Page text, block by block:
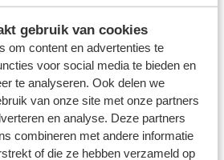
gebruik van cookies
om content en advertenties te
voor social media te bieden en
te analyseren. Ook delen we
van onze site met onze partners
en analyse. Deze partners
combineren met andere informatie
of die ze hebben verzameld op